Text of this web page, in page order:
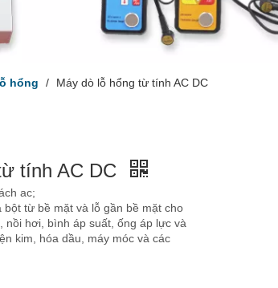
hổng / Máy dò lỗ hổng từ tính AC DC
tính AC DC
ac;
từ bề mặt và lỗ gần bề mặt cho
nồi hơi, bình áp suất, ống áp lực và
kim, hóa dầu, máy móc và các